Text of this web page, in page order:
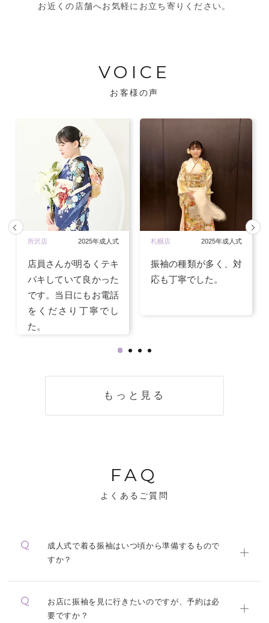
お近くの店舗へお気軽にお立ち寄りください。
VOICE
お客様の声
所沢店 2025年成人式
店員さんが明るくテキ
パキしていて良かった
です。当日にもお電話
をくださり丁寧でし
た。
札幌店 2025年成人式
振袖の種類が多く、対
応も丁寧でした。
もっと見る
FAQ
よくあるご質問
成人式で着る振袖はいつ頃から準備するもので
すか？
お店に振袖を見に行きたいのですが、予約は必
要ですか？